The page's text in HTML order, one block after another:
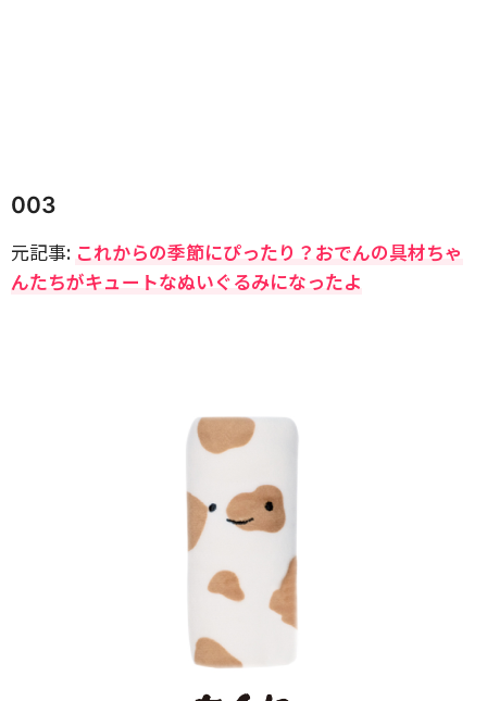
003
元記事: これからの季節にぴったり？おでんの具材ちゃ
んたちがキュートなぬいぐるみになったよ